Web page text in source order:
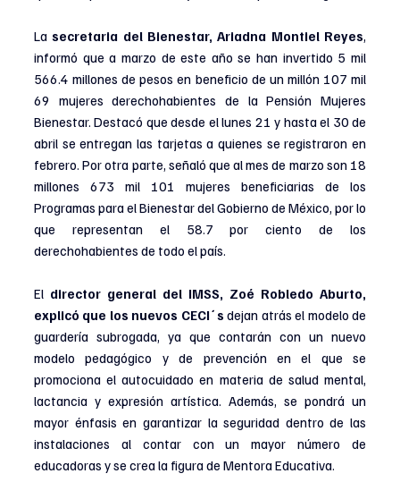
La secretaria del Bienestar, Ariadna Montiel Reyes,
informó que a marzo de este año se han invertido 5 mil
566.4 millones de pesos en beneficio de un millón 107 mil
69 mujeres derechohabientes de la Pensión Mujeres
Bienestar. Destacó que desde el lunes 21 y hasta el 30 de
abril se entregan las tarjetas a quienes se registraron en
febrero. Por otra parte, señaló que al mes de marzo son 18
millones 673 mil 101 mujeres beneficiarias de los
Programas para el Bienestar del Gobierno de México, por lo
que representan el 58.7 por ciento de los
derechohabientes de todo el país.
El director general del IMSS, Zoé Robledo Aburto,
explicó que los nuevos CECI´s dejan atrás el modelo de
guardería subrogada, ya que contarán con un nuevo
modelo pedagógico y de prevención en el que se
promociona el autocuidado en materia de salud mental,
lactancia y expresión artística. Además, se pondrá un
mayor énfasis en garantizar la seguridad dentro de las
instalaciones al contar con un mayor número de
educadoras y se crea la figura de Mentora Educativa.